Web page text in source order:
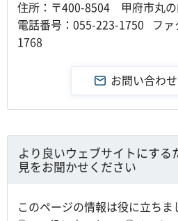
住所：〒400-8504 甲府市丸の
電話番号：055-223-1750 ファ
1768
より良いウェブサイトにする
見をお聞かせください
このページの情報は役に立ちま